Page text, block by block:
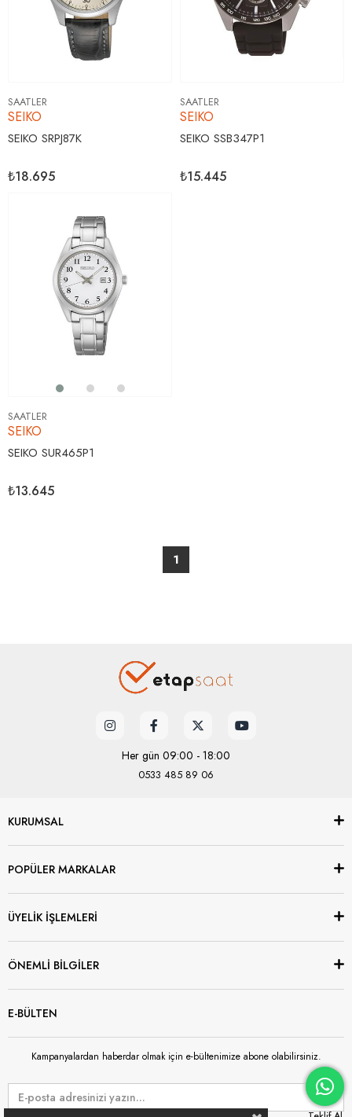
SAATLER
SEIKO
SEIKO SRPJ87K
₺18.695
SAATLER
SEIKO
SEIKO SSB347P1
₺15.445
SAATLER
SEIKO
SEIKO SUR465P1
₺13.645
1
Her gün 09:00 - 18:00
0533 485 89 06
KURUMSAL
POPÜLER MARKALAR
ÜYELİK İŞLEMLERİ
ÖNEMLİ BİLGİLER
E-BÜLTEN
Kampanyalardan haberdar olmak için e-bültenimize abone olabilirsiniz.